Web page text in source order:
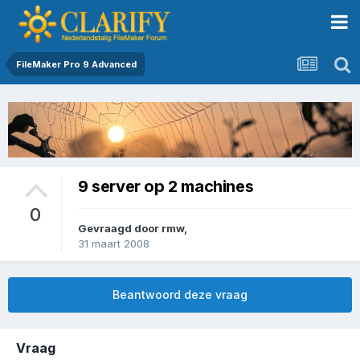
FileMaker Pro 9 Advanced
0
9 server op 2 machines
Gevraagd door rmw,
31 maart 2008
Beantwoord deze vraag
Vraag